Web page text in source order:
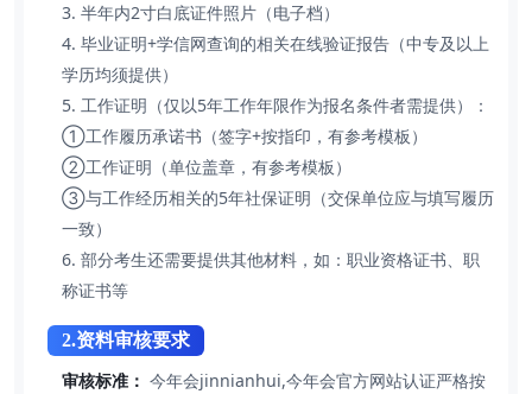
3. 半年内2寸白底证件照片（电子档）
4. 毕业证明+学信网查询的相关在线验证报告（中专及以上
学历均须提供）
5. 工作证明（仅以5年工作年限作为报名条件者需提供）：
①工作履历承诺书（签字+按指印，有参考模板）
②工作证明（单位盖章，有参考模板）
③与工作经历相关的5年社保证明（交保单位应与填写履历
一致）
6. 部分考生还需要提供其他材料，如：职业资格证书、职
称证书等
2.资料审核要求
审核标准： 今年会jinnianhui,今年会官方网站认证严格按